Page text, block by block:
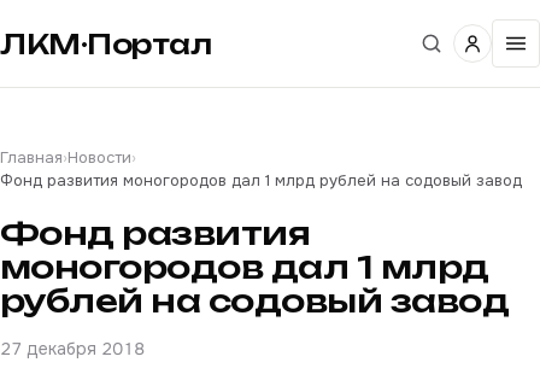
ЛКМ·Портал
Главная›Новости›
Фонд развития моногородов дал 1 млрд рублей на содовый завод
Фонд развития
моногородов дал 1 млрд
рублей на содовый завод
27 декабря 2018